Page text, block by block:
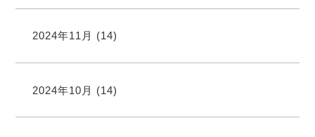
2024年11月 (14)
2024年10月 (14)